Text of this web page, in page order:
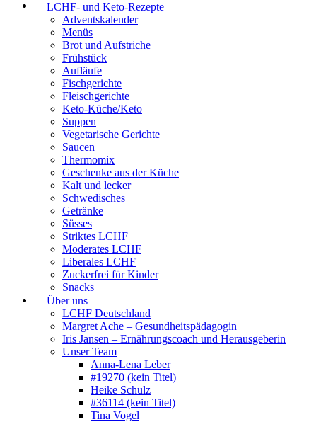
LCHF- und Keto-Rezepte
Adventskalender
Menüs
Brot und Aufstriche
Frühstück
Aufläufe
Fischgerichte
Fleischgerichte
Keto-Küche/Keto
Suppen
Vegetarische Gerichte
Saucen
Thermomix
Geschenke aus der Küche
Kalt und lecker
Schwedisches
Getränke
Süsses
Striktes LCHF
Moderates LCHF
Liberales LCHF
Zuckerfrei für Kinder
Snacks
Über uns
LCHF Deutschland
Margret Ache – Gesundheitspädagogin
Iris Jansen – Ernährungscoach und Herausgeberin
Unser Team
Anna-Lena Leber
#19270 (kein Titel)
Heike Schulz
#36114 (kein Titel)
Tina Vogel